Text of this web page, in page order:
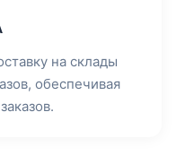
на склады
обеспечивая